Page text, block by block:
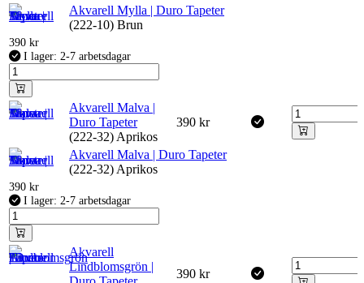
Akvarell Mylla | Duro Tapeter
(222-10) Brun
390 kr
I lager: 2-7 arbetsdagar
Akvarell Malva |
Duro Tapeter
(222-32) Aprikos
390 kr
Akvarell Malva | Duro Tapeter
(222-32) Aprikos
390 kr
I lager: 2-7 arbetsdagar
Akvarell
Lindblomsgrön |
390 kr